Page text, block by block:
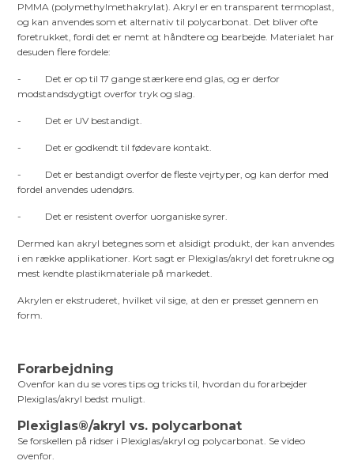
PMMA (polymethylmethakrylat). Akryl er en transparent termoplast,
og kan anvendes som et alternativ til polycarbonat. Det bliver ofte
foretrukket, fordi det er nemt at håndtere og bearbejde. Materialet har
desuden flere fordele:
- Det er op til 17 gange stærkere end glas, og er derfor
modstandsdygtigt overfor tryk og slag.
- Det er UV bestandigt.
- Det er godkendt til fødevare kontakt.
- Det er bestandigt overfor de fleste vejrtyper, og kan derfor med
fordel anvendes udendørs.
- Det er resistent overfor uorganiske syrer.
Dermed kan akryl betegnes som et alsidigt produkt, der kan anvendes
i en række applikationer. Kort sagt er Plexiglas/akryl det foretrukne og
mest kendte plastikmateriale på markedet.
Akrylen er ekstruderet, hvilket vil sige, at den er presset gennem en
form.
Forarbejdning
Ovenfor kan du se vores tips og tricks til, hvordan du forarbejder
Plexiglas/akryl bedst muligt.
Plexiglas®/akryl vs. polycarbonat
Se forskellen på ridser i Plexiglas/akryl og polycarbonat. Se video
ovenfor.